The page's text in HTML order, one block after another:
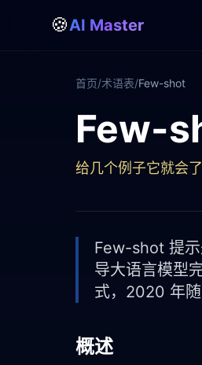
🍪AI Master
首页/术语表/Few-shot
Few-
Few-shot
给几个例子它就会了
Few-shot 提
导大语言模型
式，2020 年
概述